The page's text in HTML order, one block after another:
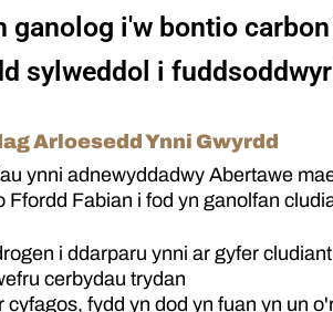
ganolog i'w bontio
sylweddol i
Arloesedd Ynni Gwyrdd
ynni adnewyddadwy Abertawe
Ffordd Fabian i fod yn ganolfan
i ddarparu ynni ar gyfer
cerbydau trydan
cyfagos, fydd yn dod yn fuan yn un